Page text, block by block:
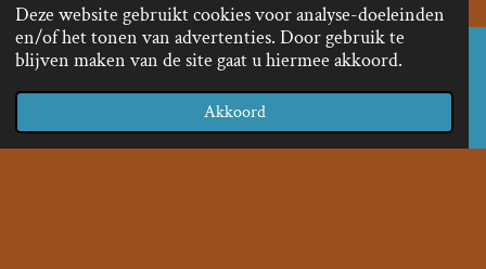
Deze website gebruikt cookies voor analyse-doeleinden
en/of het tonen van advertenties. Door gebruik te
blijven maken van de site gaat u hiermee akkoord.
Akkoord
Adres: Groenestraat 294, Hazenkamp, Nijmegen
Contact: 06-36191658 /info@shiatsu-hanneke.nl
KVK-nummer: 85308781